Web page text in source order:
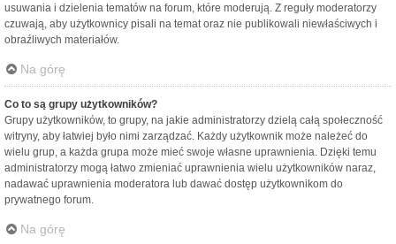
usuwania i dzielenia tematów na forum, które moderują. Z reguły moderatorzy
czuwają, aby użytkownicy pisali na temat oraz nie publikowali niewłaściwych i
obraźliwych materiałów.
Na górę
Co to są grupy użytkowników?
Grupy użytkowników, to grupy, na jakie administratorzy dzielą całą społeczność
witryny, aby łatwiej było nimi zarządzać. Każdy użytkownik może należeć do
wielu grup, a każda grupa może mieć swoje własne uprawnienia. Dzięki temu
administratorzy mogą łatwo zmieniać uprawnienia wielu użytkowników naraz,
nadawać uprawnienia moderatora lub dawać dostęp użytkownikom do
prywatnego forum.
Na górę